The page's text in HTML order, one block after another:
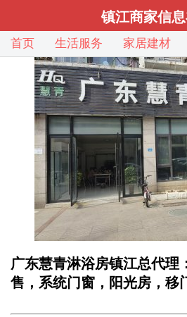
镇江商家信
首页 生活服务 家居建材
广东慧青淋浴房镇江总代理
售，系统门窗，阳光房，移